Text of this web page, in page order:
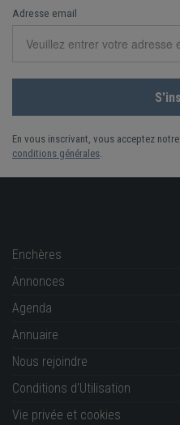
Adresse email
En vous inscrivant, vous acceptez notre
conditions générales
Enchères
Annonces
Agenda
Annuaire
Nous rejoindre
Conditions d'Utilisation
Vie privée et cookies